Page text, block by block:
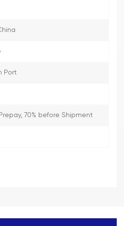
Port
70% before Shipment